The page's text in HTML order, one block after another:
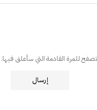
للمرة القادمة التي سأعلق فيها.